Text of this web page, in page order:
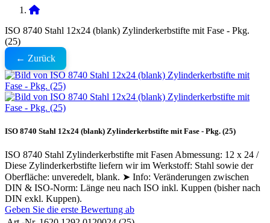
ISO 8740 Stahl 12x24 (blank) Zylinderkerbstifte mit Fase - Pkg.
(25)
← Zurück
ISO 8740 Stahl 12x24 (blank) Zylinderkerbstifte mit Fase - Pkg. (25)
ISO 8740 Stahl Zylinderkerbstifte mit Fasen Abmessung: 12 x 24 /
Diese Zylinderkerbstifte liefern wir im Werkstoff: Stahl sowie der
Oberfläche: unveredelt, blank. ➤ Info: Veränderungen zwischen
DIN & ISO-Norm: Länge neu nach ISO inkl. Kuppen (bisher nach
DIN exkl. Kuppen).
Geben Sie die erste Bewertung ab